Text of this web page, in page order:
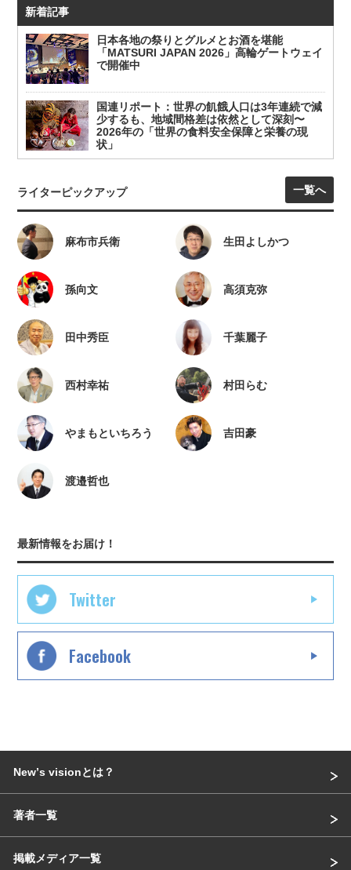
新着記事
日本各地の祭りとグルメとお酒を堪能
「MATSURI JAPAN 2026」高輪ゲートウェイ
で開催中
国連リポート：世界の飢餓人口は3年連続で減
少するも、地域間格差は依然として深刻〜
2026年の「世界の食料安全保障と栄養の現
状」
ライターピックアップ 一覧へ
麻布市兵衛 生田よしかつ
孫向文 高須克弥
田中秀臣 千葉麗子
西村幸祐 村田らむ
やまもといちろう 吉田豪
渡邉哲也
最新情報をお届け！
Twitter
Facebook
Newʼs visionとは？
著者一覧
掲載メディア一覧